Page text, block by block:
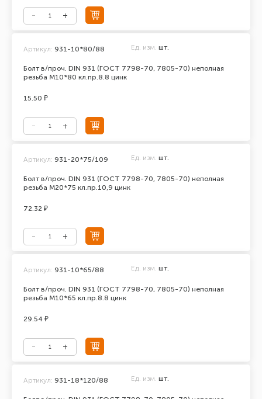
Болт в/проч. DIN 931 (ГОСТ 7798-70, 7805-70) неполная
резьба М10*80 кл.пр.8.8 цинк
Артикул: 931-10*80/88 Ед. изм. шт.
15.50 ₽
Болт в/проч. DIN 931 (ГОСТ 7798-70, 7805-70) неполная
резьба М20*75 кл.пр.10,9 цинк
Артикул: 931-20*75/109 Ед. изм. шт.
72.32 ₽
Болт в/проч. DIN 931 (ГОСТ 7798-70, 7805-70) неполная
резьба М10*65 кл.пр.8.8 цинк
Артикул: 931-10*65/88 Ед. изм. шт.
29.54 ₽
Артикул: 931-18*120/88 Ед. изм. шт.